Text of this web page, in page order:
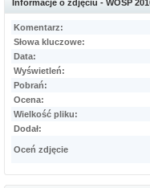
Informacje o zdjęciu - WOŚP
Komentarz:
Słowa kluczowe:
Data:
Wyświetleń:
Pobrań:
Ocena:
Wielkość pliku:
Dodał:
Oceń zdjęcie